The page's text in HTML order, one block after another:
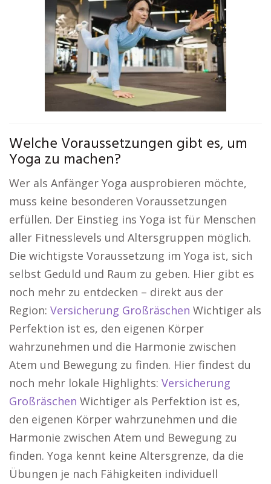
Welche Voraussetzungen gibt es, um
Yoga zu machen?
Wer als Anfänger Yoga ausprobieren möchte,
muss keine besonderen Voraussetzungen
erfüllen. Der Einstieg ins Yoga ist für Menschen
aller Fitnesslevels und Altersgruppen möglich.
Die wichtigste Voraussetzung im Yoga ist, sich
selbst Geduld und Raum zu geben. Hier gibt es
noch mehr zu entdecken – direkt aus der
Region: Versicherung Großräschen Wichtiger als
Perfektion ist es, den eigenen Körper
wahrzunehmen und die Harmonie zwischen
Atem und Bewegung zu finden. Hier findest du
noch mehr lokale Highlights: Versicherung
Großräschen Wichtiger als Perfektion ist es,
den eigenen Körper wahrzunehmen und die
Harmonie zwischen Atem und Bewegung zu
finden. Yoga kennt keine Altersgrenze, da die
Übungen je nach Fähigkeiten individuell